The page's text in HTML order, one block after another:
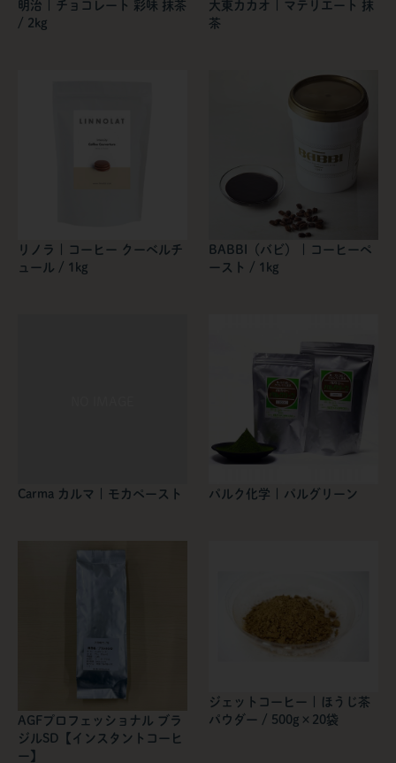
明治 | チョコレート 彩味 抹茶
/ 2kg
大東カカオ | マテリエート 抹
茶
リノラ | コーヒー クーベルチ
ュール / 1kg
BABBI（バビ） | コーヒーペ
ースト / 1kg
Carma カルマ | モカペースト パルク化学 | パルグリーン
AGFプロフェッショナル ブラ
ジルSD【インスタントコーヒ
ー】
ジェットコーヒー | ほうじ茶
パウダー / 500g×20袋